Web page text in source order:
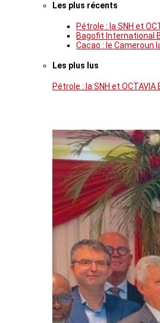
Les plus récents
Pétrole : la SNH et
Bagofit International
Cacao : le Cameroun
Les plus lus
Pétrole : la SNH et